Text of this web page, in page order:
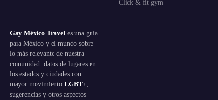
Gay México Travel es una guía
para México y el mundo sobre
lo más relevante de nuestra
comunidad: datos de lugares en
los estados y ciudades con
mayor movimiento LGBT+,
sugerencias y otros aspectos
Click & fit gym